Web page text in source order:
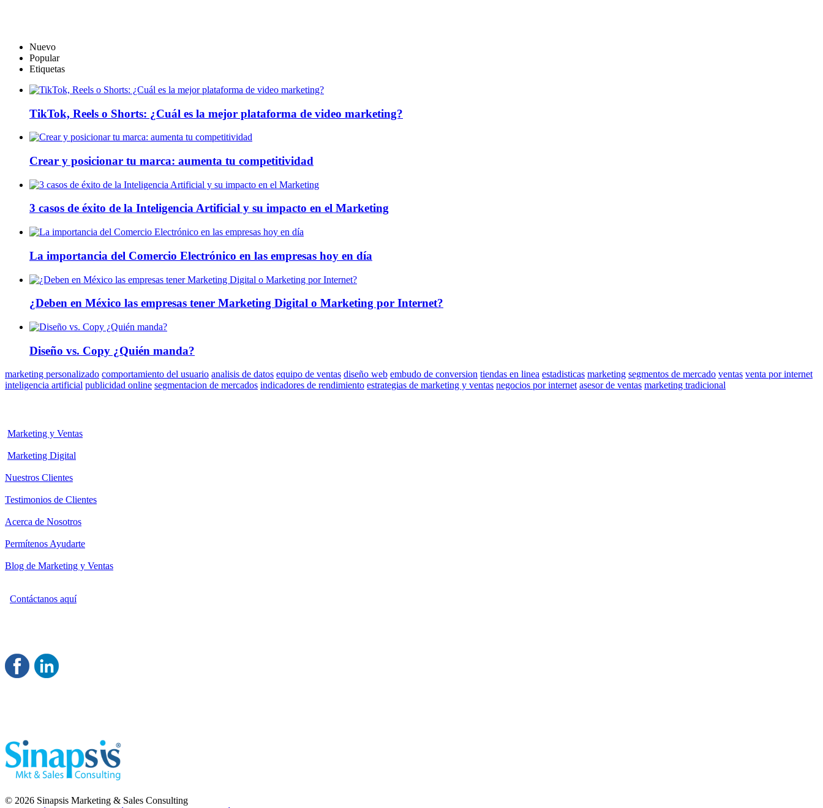
Nuevo
Popular
Etiquetas
TikTok, Reels o Shorts: ¿Cuál es la mejor plataforma de video marketing?
Crear y posicionar tu marca: aumenta tu competitividad
3 casos de éxito de la Inteligencia Artificial y su impacto en el Marketing
La importancia del Comercio Electrónico en las empresas hoy en día
¿Deben en México las empresas tener Marketing Digital o Marketing por Internet?
Diseño vs. Copy ¿Quién manda?
marketing personalizado comportamiento del usuario analisis de datos equipo de ventas diseño web embudo de conversion tiendas en linea estadisticas marketing segmentos de mercado ventas venta por internet
inteligencia artificial publicidad online segmentacion de mercados indicadores de rendimiento estrategias de marketing y ventas negocios por internet asesor de ventas marketing tradicional
Marketing y Ventas
Marketing Digital
Nuestros Clientes
Testimonios de Clientes
Acerca de Nosotros
Permítenos Ayudarte
Blog de Marketing y Ventas
Contáctanos aquí
© 2026 Sinapsis Marketing & Sales Consulting